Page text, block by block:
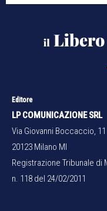
Editore
LP COMUNICAZIONE SRL
Via Giovanni Boccaccio, 11
20123 Milano MI
Registrazione Tribunale di
n. 118 del 24/02/2011